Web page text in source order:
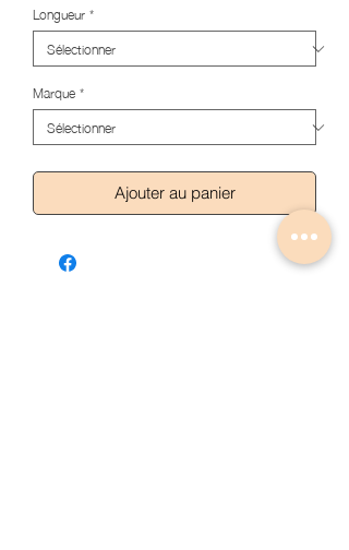
Longueur*
Marque*
Ajouter au panier